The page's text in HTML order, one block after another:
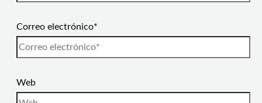
Correo electrónico*
Web